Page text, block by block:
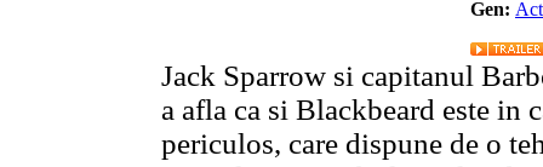
Gen:
Jack Sparrow si capitanul
a afla ca si Blackbeard este in
periculos, care dispune de o